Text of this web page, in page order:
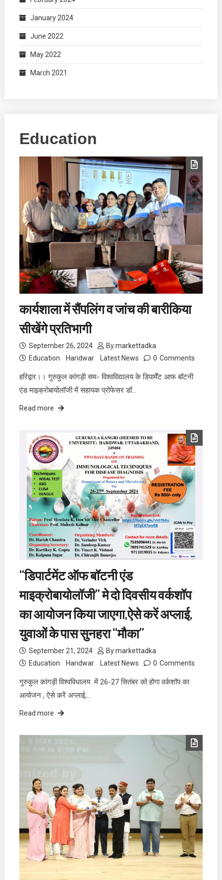
January 2024
June 2022
May 2022
March 2021
Education
कार्यशाला में सैंपलिंग व जांच की बारीकिया
सीखेंगे प्रतिभागी
September 26, 2024 By:markettadka
Education
Haridwar Latest News 0 Comments
हरिद्वार।। गुरुकुल कांगड़ी सम- विश्वविद्यालय के डिपार्मेंट आफ बॉटनी
एंड माइक्रोबायोलॉजी में सहायक प्रोफेसर डॉ…
Read more
“डिपार्टमेंट ऑफ बॉटनी एंड
माइक्रोबायोलॉजी” मे दो दिवसीय वर्कशॉप
का आयोजन किया जाएगा,ऐसे करें अप्लाई,
युवाओं के पास सुनहरा “मौका”
September 21, 2024 By:markettadka
Education
Haridwar Latest News 0 Comments
गुरुकुल कांगड़ी विश्वविधालय में 26-27 सितंबर को होगा वर्कशॉप का
आयोजन , ऐसे करें अप्लाई,…
Read more